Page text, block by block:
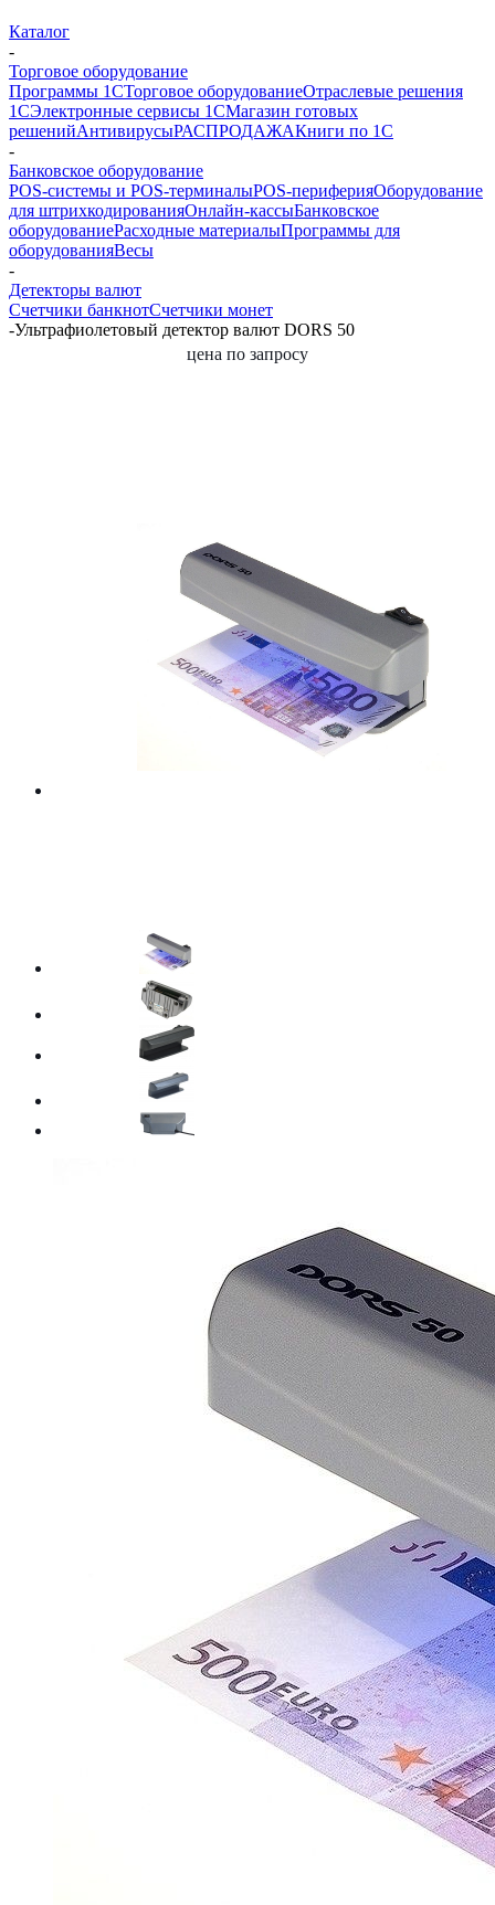
Каталог
-
Торговое оборудование
Программы 1СТорговое оборудованиеОтраслевые решения
1СЭлектронные сервисы 1СМагазин готовых
решенийАнтивирусыРАСПРОДАЖАКниги по 1С
-
Банковское оборудование
POS-системы и POS-терминалыPOS-периферияОборудование
для штрихкодированияОнлайн-кассыБанковское
оборудованиеРасходные материалыПрограммы для
оборудованияВесы
-
Детекторы валют
Счетчики банкнотСчетчики монет
-Ультрафиолетовый детектор валют DORS 50
цена по запросу